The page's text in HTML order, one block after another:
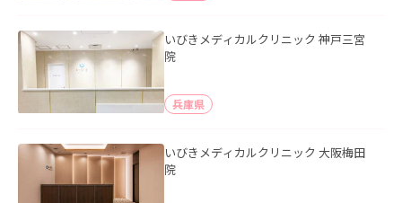
いびきメディカルクリニック 神戸三宮
院
兵庫県
いびきメディカルクリニック 大阪梅田
院